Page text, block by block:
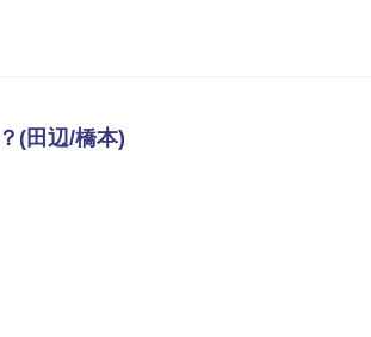
(田辺/橋本)